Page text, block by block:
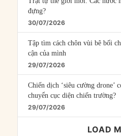
đựng?
30/07/2026
Tập tìm cách chôn vùi bê bối
cận của mình
29/07/2026
Chiến dịch ‘siêu cường drone’
chuyển cục diện chiến trường?
29/07/2026
LOAD